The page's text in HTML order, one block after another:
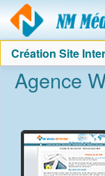
Création Site
Agence